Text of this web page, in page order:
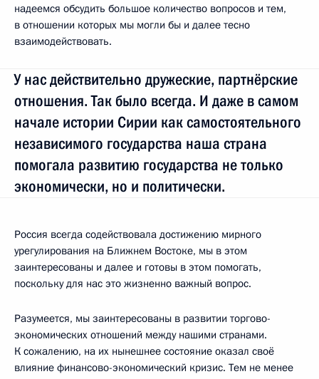
надеемся обсудить большое количество вопросов и тем,
в отношении которых мы могли бы и далее тесно
взаимодействовать.
У нас действительно дружеские, партнёрские
отношения. Так было всегда. И даже в самом
начале истории Сирии как самостоятельного
независимого государства наша страна
помогала развитию государства не только
экономически, но и политически.
Россия всегда содействовала достижению мирного
урегулирования на Ближнем Востоке, мы в этом
заинтересованы и далее и готовы в этом помогать,
поскольку для нас это жизненно важный вопрос.
Разумеется, мы заинтересованы в развитии торгово-
экономических отношений между нашими странами.
К сожалению, на их нынешнее состояние оказал своё
влияние финансово-экономический кризис. Тем не менее